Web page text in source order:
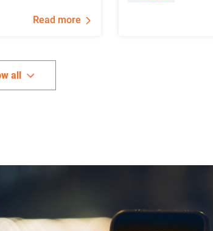
Read more
all